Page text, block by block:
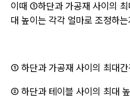
이때 ①하단과 가공재 사이의
대 높이는 각각 얼마로 조정하
① 하단과 가공재 사이의 최대간
​② 하단과 테이블 사이의 최대 높